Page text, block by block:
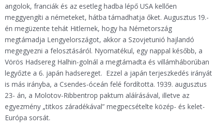
angolok, franciák és az esetleg hadba lépő USA kellően
meggyengíti a németeket, hátba támadhatja őket. Augusztus 19.-
én megüzente tehát Hitlernek, hogy ha Németország
megtámadja Lengyelországot, akkor a Szovjetunió hajlandó
megegyezni a felosztásáról. Nyomatékul, egy nappal később, a
Vörös Hadsereg Halhin-golnál a megtámadta és villámháborúban
legyőzte a 6. japán hadsereget. Ezzel a japán terjeszkedés irányát
is más irányba, a Csendes-óceán felé fordította. 1939. augusztus
23- án, a Molotov-Ribbentrop paktum aláírásával, illetve az
egyezmény „titkos záradékával” megpecsételte közép- és kelet-
Európa sorsát.